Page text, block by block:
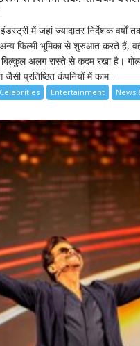
में जहां ज्यादातर निर्देशक
फिल्मी भूमिका से शुरुआत करते हैं,
बिल्कुल अलग रास्ते से कदम रखा है।
जैसी प्रतिष्ठित कंपनियों में काम...
Celebrities Entertainment News